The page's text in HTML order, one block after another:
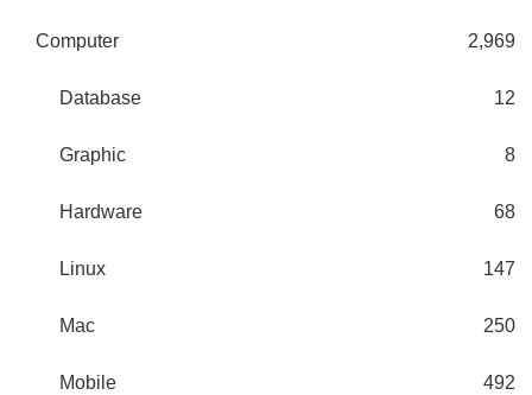
Computer 2,969
Database 12
Graphic 8
Hardware 68
Linux 147
Mac 250
Mobile 492